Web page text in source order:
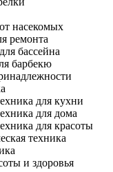
насекомых
ремонта
бассейна
барбекю
для кухни
для дома
для красоты
техника
и здоровья